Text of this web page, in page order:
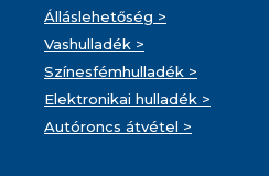
Álláslehetőség >
Vashulladék >
Színesfémhulladék >
Elektronikai hulladék >
Autóroncs átvétel >